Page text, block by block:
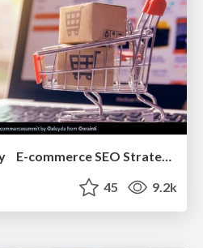
Building a Modern Day E-commerce SEO Strategy
45 9.2k